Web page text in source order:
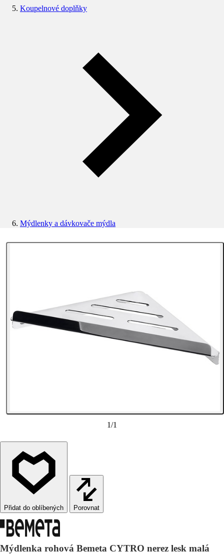
Koupelnové doplňky
Mýdlenky a dávkovače mýdla
1/1
Porovnat
Mýdlenka rohová Bemeta CYTRO nerez lesk malá